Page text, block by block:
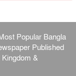
Popular Bangla
Published
&